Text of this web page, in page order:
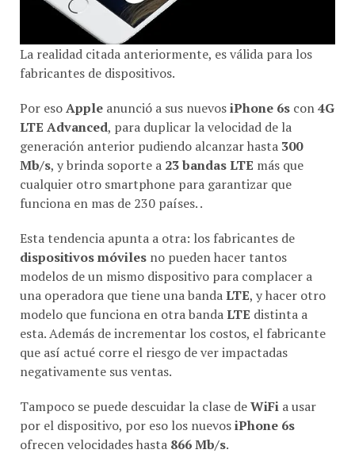
La realidad citada anteriormente, es válida para los
fabricantes de dispositivos.
Por esoApple anunció a sus nuevosiPhone 6s con4G
LTE Advanced, para duplicar la velocidad de la
generación anterior pudiendo alcanzar hasta 300
Mb/s, y brinda soporte a 23 bandas LTE más que
cualquier otro smartphone para garantizar que
funciona en mas de 230 países. .
Esta tendencia apunta a otra: los fabricantes de
dispositivos móviles no pueden hacer tantos
modelos de un mismo dispositivo para complacer a
una operadora que tiene una bandaLTE, y hacer otro
modelo que funciona en otra bandaLTE distinta a
esta. Además de incrementar los costos, el fabricante
que así actué corre el riesgo de ver impactadas
negativamente sus ventas.
Tampoco se puede descuidar la clase deWiFi a usar
por el dispositivo, por eso los nuevosiPhone 6s
ofrecen velocidades hasta 866 Mb/s.